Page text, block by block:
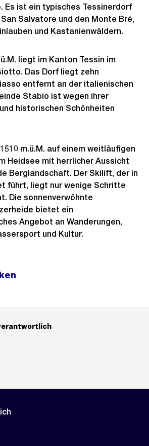
Es ist ein typisches Tessinerdorf
Salvatore und den Monte Bré,
und Kastanienwäldern.
liegt im Kanton Tessin im
Das Dorf liegt zehn
entfernt an der italienischen
Stabio ist wegen ihrer
historischen Schönheiten
m.ü.M. auf einem weitläufigen
Heidsee mit herrlicher Aussicht
Berglandschaft. Der Skilift, der in
führt, liegt nur wenige Schritte
Die sonnenverwöhnte
bietet ein
Angebot an Wanderungen,
und Kultur.